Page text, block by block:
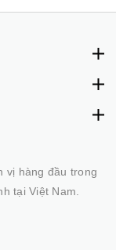
vị hàng đầu trong
tại Việt Nam.